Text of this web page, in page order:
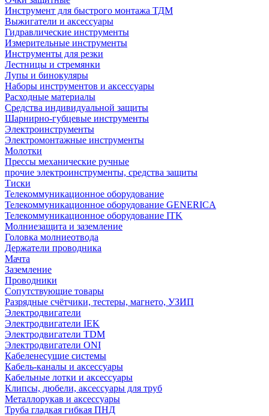
Инструмент для быстрого монтажа ТДМ
Выжигатели и аксессуары
Гидравлические инструменты
Измерительные инструменты
Инструменты для резки
Лестницы и стремянки
Лупы и бинокуляры
Наборы инструментов и аксессуары
Расходные материалы
Средства индивидуальной защиты
Шарнирно-губцевые инструменты
Электроинструменты
Электромонтажные инструменты
Молотки
Прессы механические ручные
прочие электроинструменты, средства защиты
Тиски
Телекоммуникационное оборудование
Телекоммуникационное оборудование GENERICA
Телекоммуникационное оборудование ITK
Молниезащита и заземление
Головка молниеотвода
Держатели проводника
Мачта
Заземление
Проводники
Сопутствующие товары
Разрядные счётчики, тестеры, магнето, УЗИП
Электродвигатели
Электродвигатели IEK
Электродвигатели TDM
Электродвигатели ONI
Кабеленесущие системы
Кабель-каналы и аксессуары
Кабельные лотки и аксессуары
Клипсы, дюбели, аксессуары для труб
Металлорукав и аксессуары
Труба гладкая гибкая ПНД